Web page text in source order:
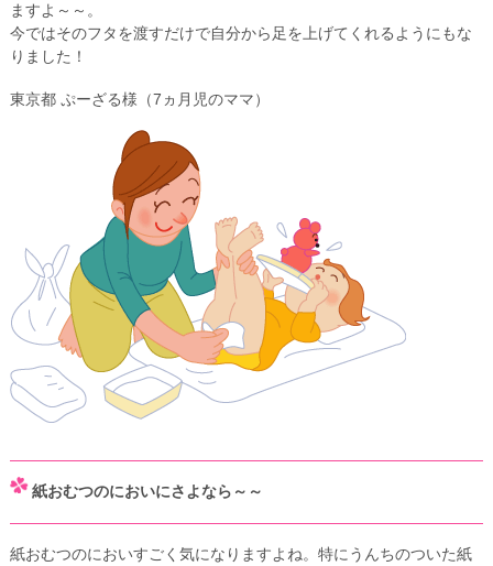
ますよ～～。
今ではそのフタを渡すだけで自分から足を上げてくれるようにもな
りました！
東京都 ぷーざる様（7ヵ月児のママ）
紙おむつのにおいにさよなら～～
紙おむつのにおいすごく気になりますよね。特にうんちのついた紙